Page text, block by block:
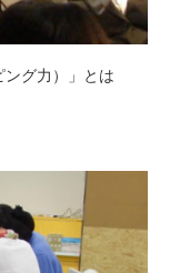
グ力）」とは